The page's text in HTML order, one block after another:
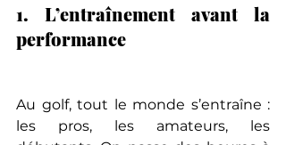
1. L’entraînement avant la
performance
Au golf, tout le monde s’entraîne :
les pros, les amateurs, les